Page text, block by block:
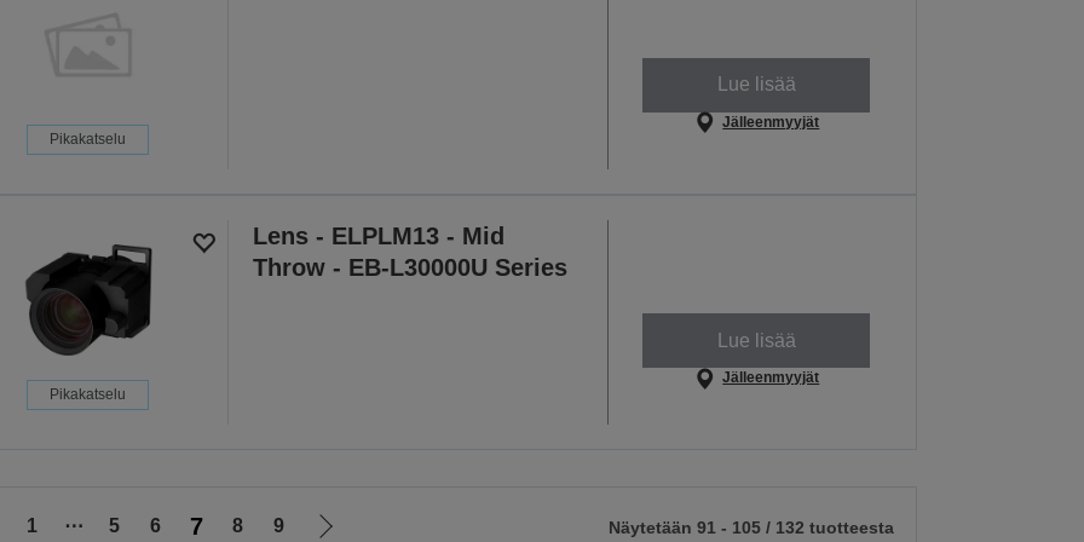
Pikakatselu
Lue lisää
Jälleenmyyjät
Pikakatselu
Lens - ELPLM13 - Mid
Throw - EB-L30000U Series
Lue lisää
Jälleenmyyjät
1 ⋯ 5 6 7 8 9 Näytetään 91 - 105 / 132 tuotteesta